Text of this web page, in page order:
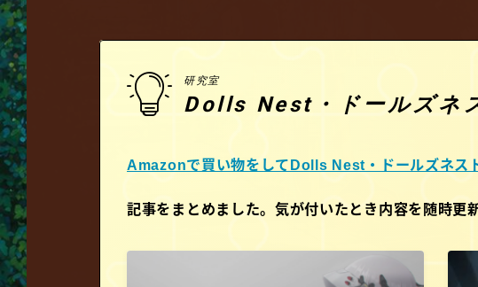
研究室
Dolls Nest・ドールズネ
Amazonで買い物をしてDolls Nest・ドールズネス
記事をまとめました。気が付いたとき内容を随時更